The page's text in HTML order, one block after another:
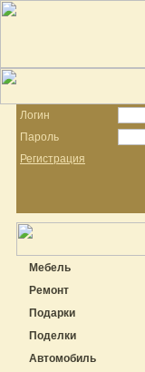
Логин
Пароль
Регистрация
Мебель
Ремонт
Подарки
Поделки
Автомобиль